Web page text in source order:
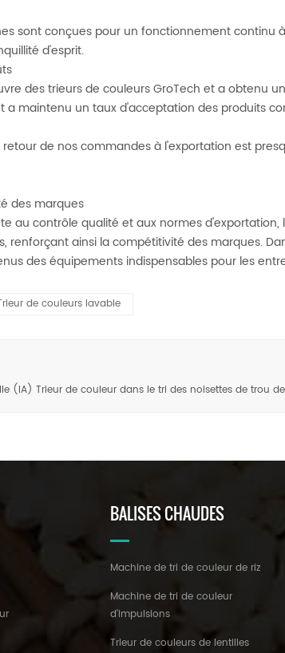
sont conçues pour un fonctionnement
d'esprit.
des trieurs de couleurs GroTech et a obtenu
maintenu un taux d'acceptation des produits
de nos commandes à l'exportation est
des marques
au contrôle qualité et aux normes
ainsi la compétitivité des marques.
des équipements indispensables pour les
de couleurs lavable
(IA) Trieur de couleur dans le tri des noisettes de trou
BALISES CHAUDES
Machine de tri de couleur de riz
Machine de tri de couleur
d'impulsions
Trieur de couleurs de lentilles